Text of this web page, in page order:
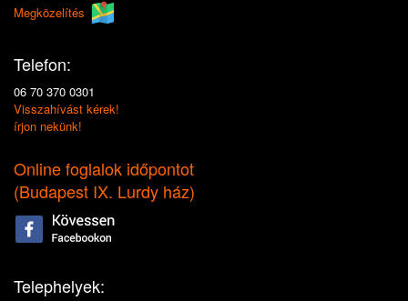
Megközelítés
Telefon:
06 70 370 0301
Visszahívást kérek!
írjon nekünk!
Online foglalok időpontot
(Budapest IX. Lurdy ház)
Telephelyek: